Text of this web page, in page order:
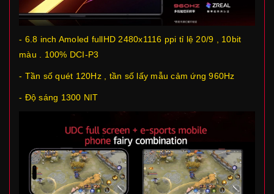
- 6.8 inch Amoled fullHD 2480x1116 ppi tỉ lệ 20/9 , 10bit
màu . 100% DCI-P3
- Tần số quét 120Hz , tần số lấy mẫu cảm ứng 960Hz
- Độ sáng 1300 NIT